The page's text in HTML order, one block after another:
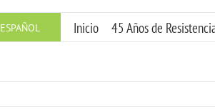
ESPAÑOL Inicio 45 Años de